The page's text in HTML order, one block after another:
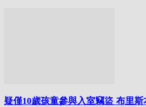
疑僅10歲孩童參與入室竊盜 布里